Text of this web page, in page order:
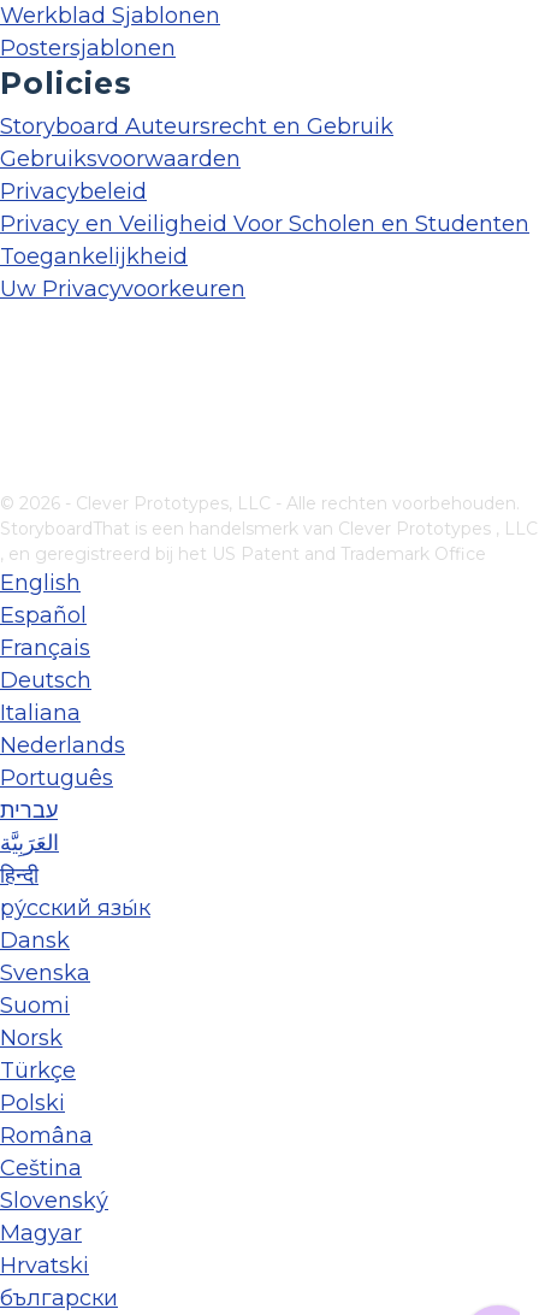
Werkblad Sjablonen
Postersjablonen
Policies
Storyboard Auteursrecht en Gebruik
Gebruiksvoorwaarden
Privacybeleid
Privacy en Veiligheid Voor Scholen en Studenten
Toegankelijkheid
Uw Privacyvoorkeuren
© 2026 - Clever Prototypes, LLC - Alle rechten voorbehouden.
StoryboardThat is een handelsmerk van Clever Prototypes , LLC
, en geregistreerd bij het US Patent and Trademark Office
English
Español
Français
Deutsch
Italiana
Nederlands
Português
עברית
العَرَبِيَّة
हिन्दी
ру́сский язы́к
Dansk
Svenska
Suomi
Norsk
Türkçe
Polski
Româna
Ceština
Slovenský
Magyar
Hrvatski
български